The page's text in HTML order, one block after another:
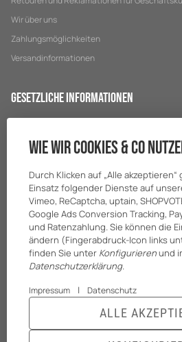
Wir über uns
Zahlungsmöglichkeiten
Versandinformationen
Gesetzliche Informationen
Impressum
Batteriegesetzhinweise
Wie wir Cookies & Co
Durch Klicken auf „Alle
Einsatz folgender Dienste auf
Vimeo, ReCaptcha, uptain,
Google Ads Conversion Tracking,
und Ratenzahlung. Sie können die
ändern (Fingerabdruck-Icon links
finden Sie unter Konfigurierenund
Datenschutzerklärung.
Impressum | Datenschutz
ALLE